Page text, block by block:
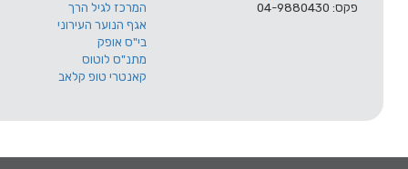
פקס: 04-9880430
המרכז לגיל הרך
אגף הנוער העירוני
בי"ס אופק
מתנ"ס לוטוס
קאנטרי טופ קלאב